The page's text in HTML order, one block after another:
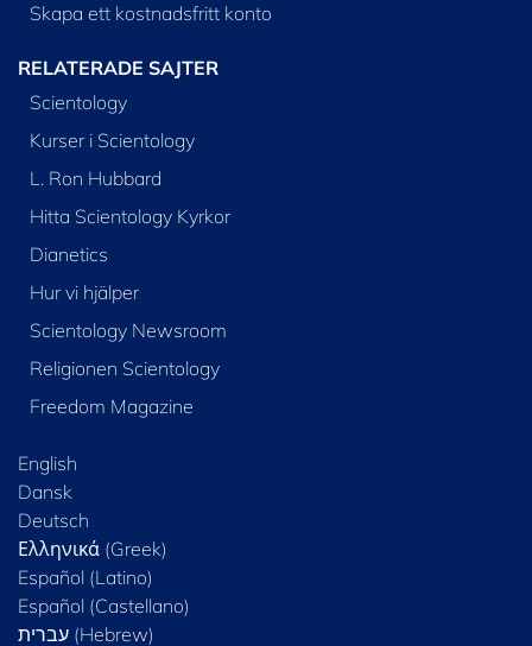
Skapa ett kostnadsfritt konto
RELATERADE SAJTER
Scientology
Kurser i Scientology
L. Ron Hubbard
Hitta Scientology Kyrkor
Dianetics
Hur vi hjälper
Scientology Newsroom
Religionen Scientology
Freedom Magazine
English
Dansk
Deutsch
Ελληνικά (Greek)
Español (Latino)
Español (Castellano)